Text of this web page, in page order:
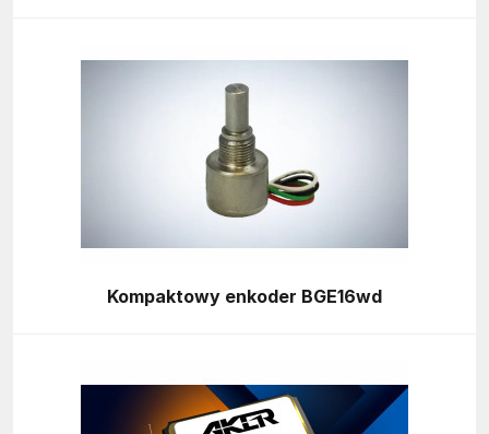
Kompaktowy enkoder BGE16wd